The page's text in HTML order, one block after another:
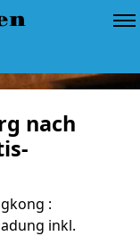
nach
:
inkl.